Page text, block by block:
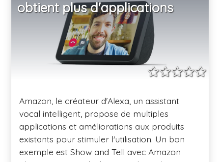
obtient plus d'applications
Amazon, le créateur d'Alexa, un assistant
vocal intelligent, propose de multiples
applications et améliorations aux produits
existants pour stimuler l'utilisation. Un bon
exemple est Show and Tell avec Amazon